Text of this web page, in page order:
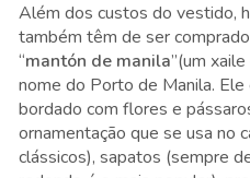
Além dos custos do vestido,
também têm de ser
“mantón de manila”(um
nome do Porto de Manila.
bordado com flores e
ornamentação que se usa no
clássicos), sapatos (sempre